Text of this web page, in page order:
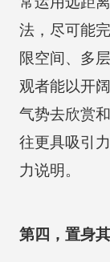
法，尽可能
限空间、多
观者能以开
气势去欣赏
往更具吸引
力说明。
第四，置身